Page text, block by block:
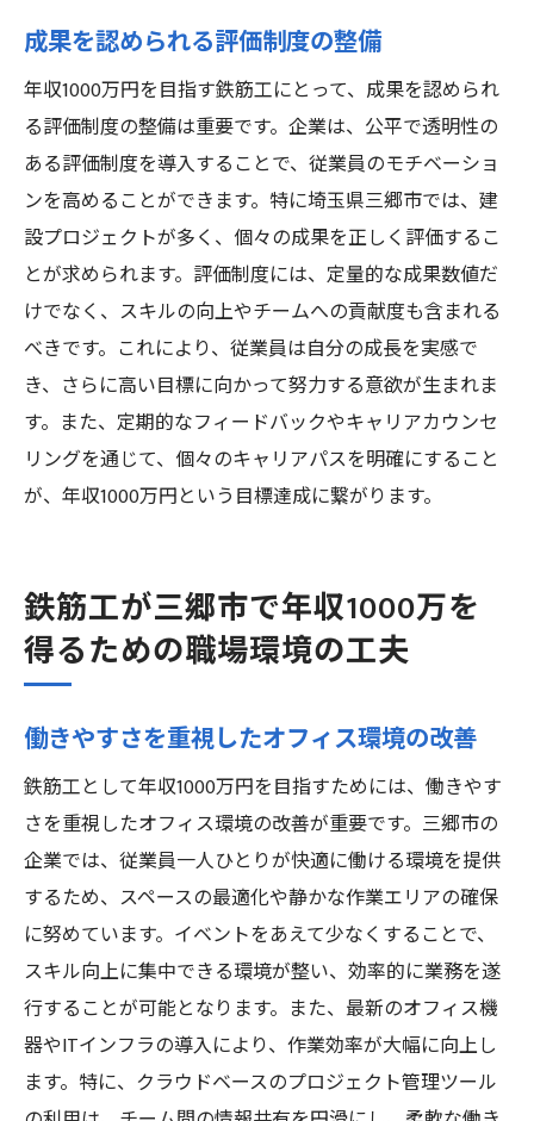
成果を認められる評価制度の整備
年収1000万円を目指す鉄筋工にとって、成果を認められ
る評価制度の整備は重要です。企業は、公平で透明性の
ある評価制度を導入することで、従業員のモチベーショ
ンを高めることができます。特に埼玉県三郷市では、建
設プロジェクトが多く、個々の成果を正しく評価するこ
とが求められます。評価制度には、定量的な成果数値だ
けでなく、スキルの向上やチームへの貢献度も含まれる
べきです。これにより、従業員は自分の成長を実感で
き、さらに高い目標に向かって努力する意欲が生まれま
す。また、定期的なフィードバックやキャリアカウンセ
リングを通じて、個々のキャリアパスを明確にすること
が、年収1000万円という目標達成に繋がります。
鉄筋工が三郷市で年収1000万を
得るための職場環境の工夫
働きやすさを重視したオフィス環境の改善
鉄筋工として年収1000万円を目指すためには、働きやす
さを重視したオフィス環境の改善が重要です。三郷市の
企業では、従業員一人ひとりが快適に働ける環境を提供
するため、スペースの最適化や静かな作業エリアの確保
に努めています。イベントをあえて少なくすることで、
スキル向上に集中できる環境が整い、効率的に業務を遂
行することが可能となります。また、最新のオフィス機
器やITインフラの導入により、作業効率が大幅に向上し
ます。特に、クラウドベースのプロジェクト管理ツール